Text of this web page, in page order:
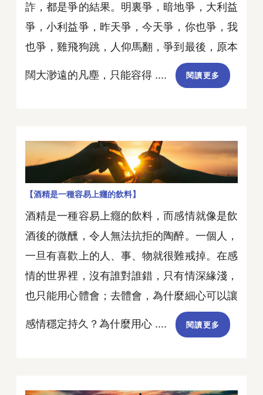
詐，都是爭的結果。明裏爭，暗地爭，大利益
爭，小利益爭，昨天爭，今天爭，你也爭，我
也爭，雞飛狗跳，人仰馬翻，爭到最後，原本
闊大渺遠的凡塵，只能容得 .... 閱讀更多
【酒精是一種容易上癮的飲料】
酒精是一種容易上癮的飲料，而感情就像是飲
酒後的微醺，令人無法抗拒的陶醉。一個人，
一旦有喜歡上的人、事、物就很難戒掉。在感
情的世界裡，沒有誰對誰錯，只有情深緣淺，
也只能用心體會；去體會，為什麼細心可以讓
感情穩定持久？為什麼用心 .... 閱讀更多